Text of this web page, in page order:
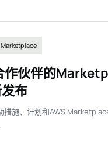
Marketplace
作伙伴的
布
措施、计划和AWS
在重新排序